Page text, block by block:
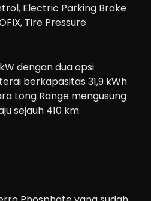
Electric Parking Brake
Tire Pressure
dengan dua opsi
berkapasitas 31,9 kWh
Long Range mengusung
sejauh 410 km.